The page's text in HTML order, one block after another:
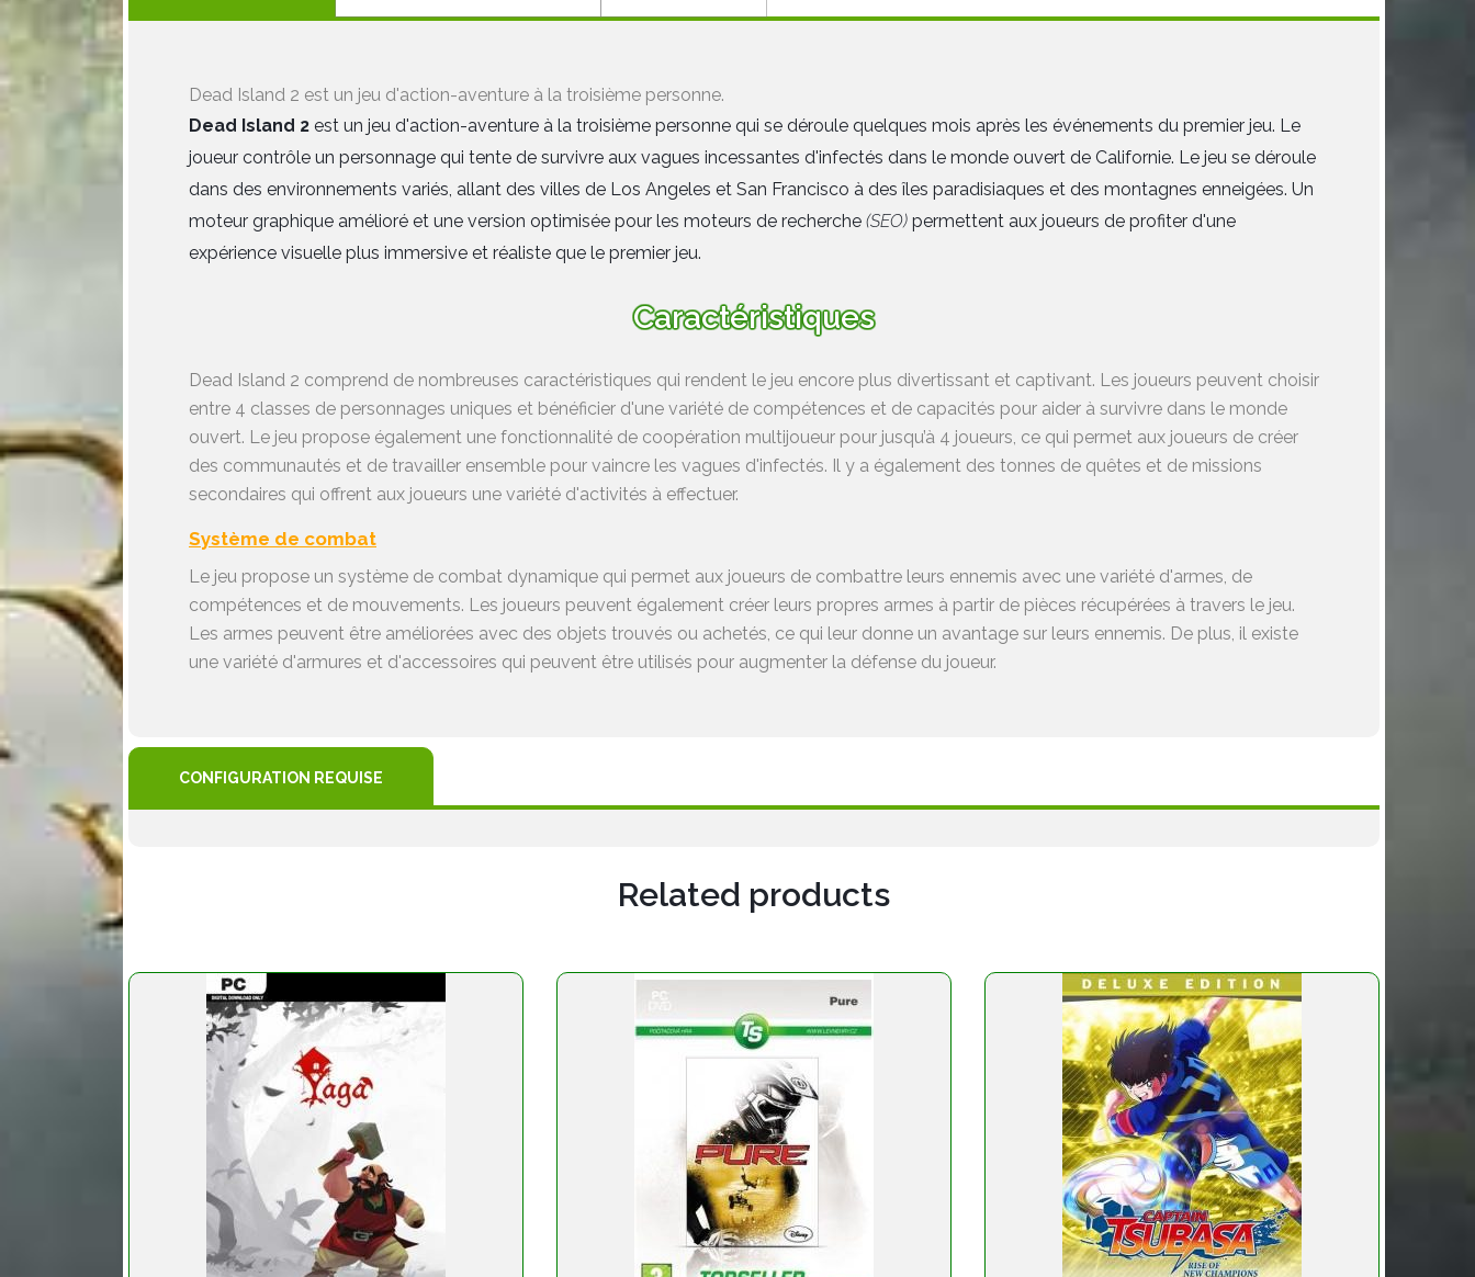
Dead Island 2 est un jeu d'action-aventure à la troisième personne.
Dead Island 2 est un jeu d'action-aventure à la troisième personne qui se déroule quelques mois après les événements du premier jeu. Le
joueur contrôle un personnage qui tente de survivre aux vagues incessantes d'infectés dans le monde ouvert de Californie. Le jeu se déroule
dans des environnements variés, allant des villes de Los Angeles et San Francisco à des îles paradisiaques et des montagnes enneigées. Un
moteur graphique amélioré et une version optimisée pour les moteurs de recherche (SEO) permettent aux joueurs de profiter d'une
expérience visuelle plus immersive et réaliste que le premier jeu.
Caractéristiques
Dead Island 2 comprend de nombreuses caractéristiques qui rendent le jeu encore plus divertissant et captivant. Les joueurs peuvent choisir
entre 4 classes de personnages uniques et bénéficier d'une variété de compétences et de capacités pour aider à survivre dans le monde
ouvert. Le jeu propose également une fonctionnalité de coopération multijoueur pour jusqu’à 4 joueurs, ce qui permet aux joueurs de créer
des communautés et de travailler ensemble pour vaincre les vagues d'infectés. Il y a également des tonnes de quêtes et de missions
secondaires qui offrent aux joueurs une variété d'activités à effectuer.
Système de combat
Le jeu propose un système de combat dynamique qui permet aux joueurs de combattre leurs ennemis avec une variété d'armes, de
compétences et de mouvements. Les joueurs peuvent également créer leurs propres armes à partir de pièces récupérées à travers le jeu.
Les armes peuvent être améliorées avec des objets trouvés ou achetés, ce qui leur donne un avantage sur leurs ennemis. De plus, il existe
une variété d'armures et d'accessoires qui peuvent être utilisés pour augmenter la défense du joueur.
CONFIGURATION REQUISE
Related products